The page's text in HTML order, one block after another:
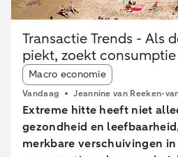
Transactie Trends - Als
piekt, zoekt
Article tags:
Macro economie
Vandaag Jeannine van Reeken-
Extreme hitte heeft niet
gezondheid en
merkbare verschuivingen